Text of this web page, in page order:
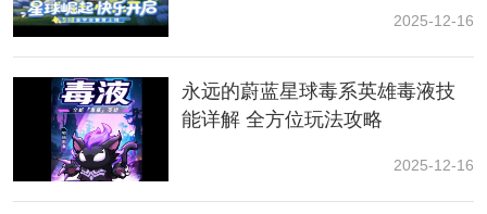
2025-12-16
永远的蔚蓝星球毒系英雄毒液技
能详解 全方位玩法攻略
2025-12-16